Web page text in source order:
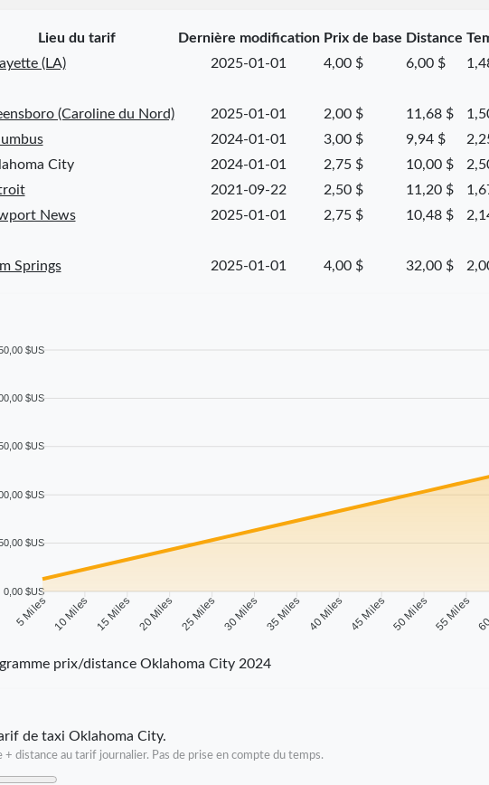
Lieu du tarif Dernière modification Prix de base Distance
(LA) 2025-01-01 4,00 $ 6,00 $
(Caroline du Nord) 2025-01-01 2,00 $ 11,68 $
2024-01-01 3,00 $ 9,94 $
City 2024-01-01 2,75 $ 10,00 $
2021-09-22 2,50 $ 11,20 $
News 2025-01-01 2,75 $ 10,48 $
Springs 2025-01-01 4,00 $ 32,00 $
$US
$US
$US
$US
$US
0,00 $US
5 Miles 10 Miles 15 Miles 20 Miles 25 Miles 30 Miles 35 Miles 40 Miles 45 Miles 50 Miles 55 Miles
prix/distance Oklahoma City 2024
de taxi Oklahoma City.
+ distance au tarif journalier. Pas de prise en compte du temps.